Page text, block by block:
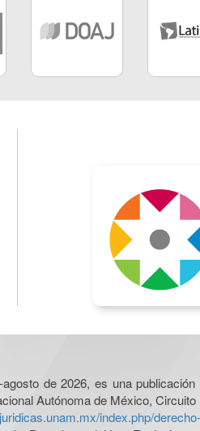
de 2026, es una
Autónoma de México,
index.php/